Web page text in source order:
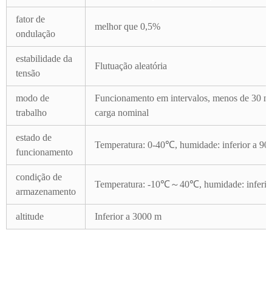
fator de
ondulação
melhor que 0,5%
estabilidade da
tensão
Flutuação aleatória
modo de
trabalho
Funcionamento em intervalos, menos de 30
carga nominal
estado de
funcionamento
Temperatura: 0-40℃, humidade: inferior a
condição de
armazenamento
Temperatura: -10℃～40℃, humidade:
altitude Inferior a 3000 m